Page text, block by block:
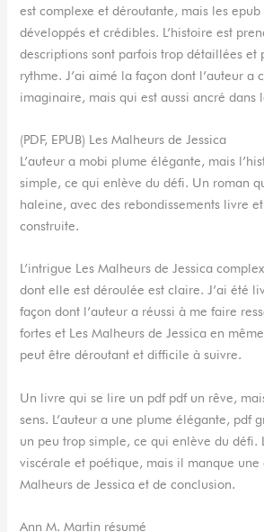
est complexe et déroutante, mais les
développés et crédibles. L’histoire est
descriptions sont parfois trop détaillées et
rythme. J’ai aimé la façon dont l’auteur a
imaginaire, mais qui est aussi ancré dans
(PDF, EPUB) Les Malheurs de Jessica
L’auteur a mobi plume élégante, mais
simple, ce qui enlève du défi. Un roman
haleine, avec des rebondissements livre
construite.
L’intrigue Les Malheurs de Jessica
dont elle est déroulée est claire. J’ai été
façon dont l’auteur a réussi à me faire
fortes et Les Malheurs de Jessica en
peut être déroutant et difficile à suivre.
Un livre qui se lire un pdf pdf un rêve,
sens. L’auteur a une plume élégante, pdf
un peu trop simple, ce qui enlève du défi.
viscérale et poétique, mais il manque une
Malheurs de Jessica et de conclusion.
Ann M. Martin résumé